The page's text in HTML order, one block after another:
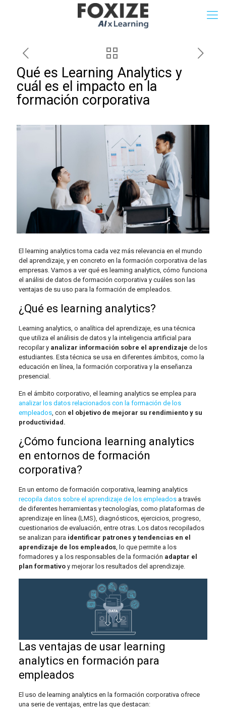
Qué es Learning Analytics y
cuál es el impacto en la
formación corporativa
El learning analytics toma cada vez más relevancia en el mundo
del aprendizaje, y en concreto en la formación corporativa de las
empresas. Vamos a ver qué es learning analytics, cómo funciona
el análisi de datos de formación corporativa y cuáles son las
ventajas de su uso para la formación de empleados.
¿Qué es learning analytics?
Learning analytics, o analítica del aprendizaje, es una técnica
que utiliza el análisis de datos y la inteligencia artificial para
recopilar yanalizar información sobre el aprendizaje de los
estudiantes. Esta técnica se usa en diferentes ámbitos, como la
educación en línea, la formación corporativa y la enseñanza
presencial.
En el ámbito corporativo, el learning analytics se emplea para
analizar los datos relacionados con la formación de los
empleados, con el objetivo de mejorar su rendimiento y su
productividad.
¿Cómo funciona learning analytics
en entornos de formación
corporativa?
En un entorno de formación corporativa, learning analytics
recopila datos sobre el aprendizaje de los empleados a través
de diferentes herramientas y tecnologías, como plataformas de
aprendizaje en línea (LMS), diagnósticos, ejercicios, progreso,
cuestionarios de evaluación, entre otras. Los datos recopilados
se analizan para identificar patrones y tendencias en el
aprendizaje de los empleados, lo que permite a los
formadores y a los responsables de la formación adaptar el
plan formativo y mejorar los resultados del aprendizaje.
Las ventajas de usar learning
analytics en formación para
empleados
El uso de learning analytics en la formación corporativa ofrece
una serie de ventajas, entre las que destacan: